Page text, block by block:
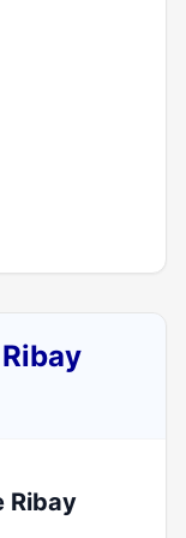
Ribay